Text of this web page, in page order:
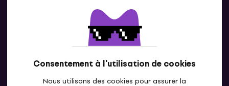
Consentement à l'utilisation de cookies
Nous utilisons des cookies pour assurer la
Contacte nous